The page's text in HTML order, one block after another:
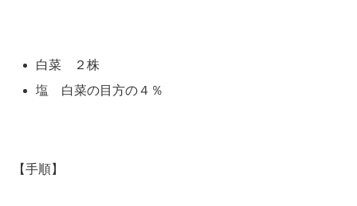
白菜 ２株
塩 白菜の目方の４％
【手順】